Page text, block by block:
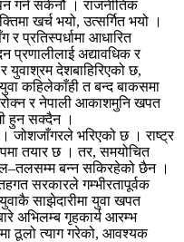
गर्न सकेनौं । राजनीतिक
खर्च भयो, उत्सर्गित भयो ।
प्रतिस्पर्धामा आधारित
प्रणालीलाई अद्यावधिक र
देशबाहिरिएको छ,
कहिलेकाँही त बन्द बाकसमा
रोक्न र नेपाली आकाशमुनि खपत
हुन सक्दैन ।
जोशजाँगरले भरिएको छ । राष्ट्र
तयार छ । तर, समयोचित
बन्न सकिरहेको छैन ।
सरकारले गम्भीरतापूर्वक
साझेदारीमा युवा खपत
अभिलम्ब गृहकार्य आरम्भ
ठूलो त्याग गरेको, आवश्यक